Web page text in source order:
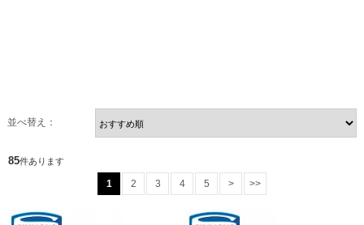
並べ替え：
85件あります
1 2 3 4 5 > >>